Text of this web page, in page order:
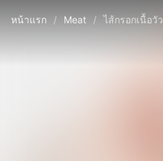
หน้าแรก / Meat / ไส้กรอกเนื้อวัว